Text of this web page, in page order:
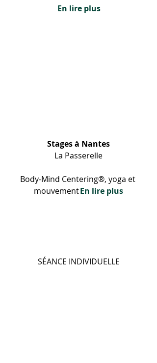
En lire plus
Stages à Nantes
La Passerelle
Body-Mind Centering®, yoga et
mouvement En lire plus
SÉANCE INDIVIDUELLE